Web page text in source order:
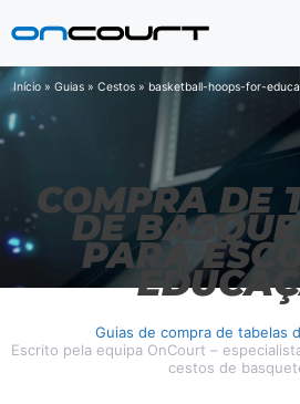
para
conteúdo
Início » Guias » Cestos » basketball-hoops-for-
COMPRA DE
DE
PARA
Guias de compra de tabelas
Escrito pela equipa OnCourt –
cestos de